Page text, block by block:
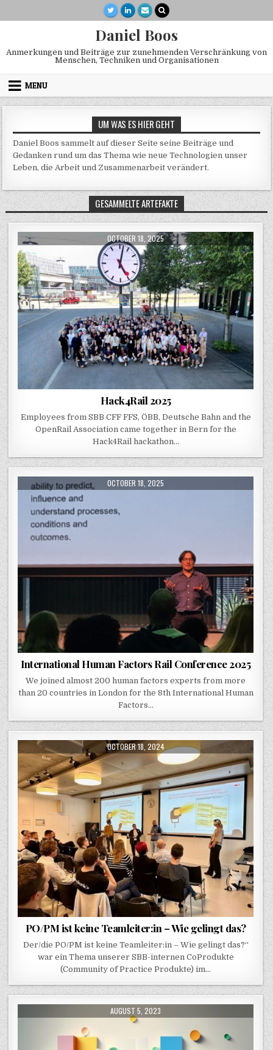
Daniel Boos
Anmerkungen und Beiträge zur zunehmenden Verschränkung von
Menschen, Techniken und Organisationen
MENU
UM WAS ES HIER GEHT
Daniel Boos sammelt auf dieser Seite seine Beiträge und
Gedanken rund um das Thema wie neue Technologien unser
Leben, die Arbeit und Zusammenarbeit verändert.
GESAMMELTE ARTEFAKTE
PUBLISHED DATE:
OCTOBER 18, 2025
Hack4Rail 2025
Employees from SBB CFF FFS, ÖBB, Deutsche Bahn and the
OpenRail Association came together in Bern for the
Hack4Rail hackathon…
PUBLISHED DATE:
OCTOBER 18, 2025
International Human Factors Rail Conference 2025
We joined almost 200 human factors experts from more
than 20 countries in London for the 8th International Human
Factors…
PUBLISHED DATE:
OCTOBER 18, 2024
PO/PM ist keine Teamleiter:in – Wie gelingt das?
Der/die PO/PM ist keine Teamleiter:in – Wie gelingt das?“
war ein Thema unserer SBB-internen CoProdukte
(Community of Practice Produkte) im…
PUBLISHED DATE:
AUGUST 5, 2023